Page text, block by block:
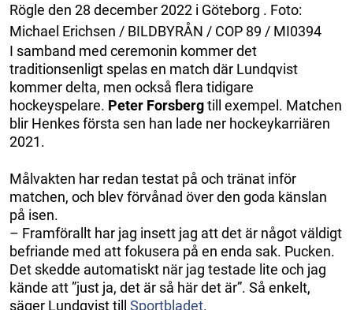
Rögle den 28 december 2022 i Göteborg . Foto:
Michael Erichsen / BILDBYRÅN / COP 89 / MI0394
I samband med ceremonin kommer det
traditionsenligt spelas en match där Lundqvist
kommer delta, men också flera tidigare
hockeyspelare. Peter Forsbergtill exempel. Matchen
blir Henkes första sen han lade ner hockeykarriären
2021.
Målvakten har redan testat på och tränat inför
matchen, och blev förvånad över den goda känslan
på isen.
– Framförallt har jag insett jag att det är något väldigt
befriande med att fokusera på en enda sak. Pucken.
Det skedde automatiskt när jag testade lite och jag
kände att ”just ja, det är så här det är”. Så enkelt,
säger Lundqvist till Sportbladet.